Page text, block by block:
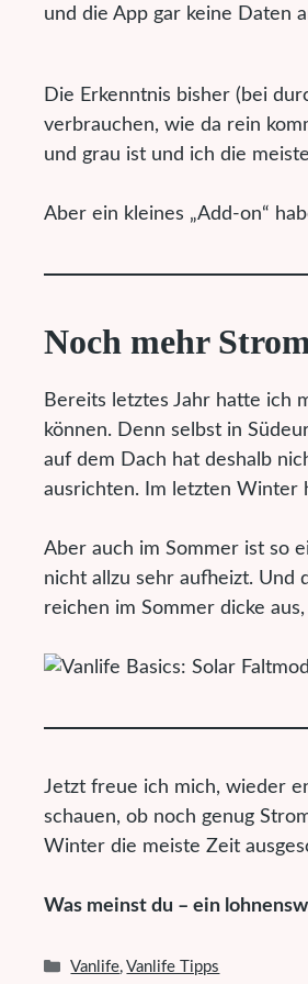
und die App gar keine Daten
Die Erkenntnis bisher (bei
verbrauchen, wie da rein
und grau ist und ich die
Aber ein kleines „Add-on“
Noch mehr
Bereits letztes Jahr hatte ich
können. Denn selbst in
auf dem Dach hat deshalb
ausrichten. Im letzten Winter
Aber auch im Sommer ist so
nicht allzu sehr aufheizt. Und
reichen im Sommer dicke
Jetzt freue ich mich, wieder
schauen, ob noch genug
Winter die meiste Zeit
Was meinst du – ein
Kategorien
Vanlife,Vanlife Tipps